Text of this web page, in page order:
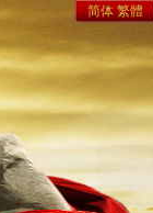
简体 繁體